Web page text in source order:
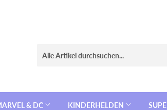
& DC KINDERHELDEN